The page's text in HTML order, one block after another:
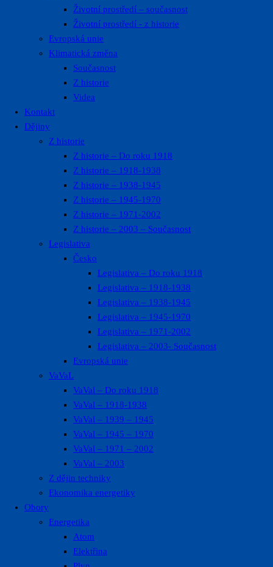
Životní prostředí – současnost
Životní prostředí ​- z historie
Evropská unie
Klimatická změna
Současnost
Z historie
Videa
Kontakt
Dějiny
Z historie
Z historie – Do roku 1918
Z historie – 1918-1938
Z historie – 1938-1945
Z historie – 1945-1970
Z historie – 1971-2002
Z historie – 2003 – Současnost
Legislativa
Česko
Legislativa – Do roku 1918
Legislativa – 1918-1938
Legislativa – 1938-1945
Legislativa – 1945-1970
Legislativa – 1971-2002
Legislativa – 2003- Současnost
Evropská unie
VaVaL
VaVal – Do roku 1918
VaVal – 1918-1938
VaVal – 1939 – 1945
VaVal – 1945 – 1970
VaVal – 1971 – 2002
VaVal – 2003
Z dějin techniky
Ekonomika energetiky
Obory
Energetika
Atom
Elektřina